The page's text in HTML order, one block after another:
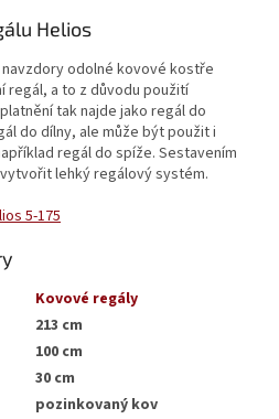
Helios
odolné kovové kostře
regál, a to z důvodu použití
tak najde jako regál do
do dílny, ale může být použit i
regál do spíže. Sestavením
lehký regálový systém.
5-175
Kovové regály
213 cm
100 cm
30 cm
pozinkovaný kov